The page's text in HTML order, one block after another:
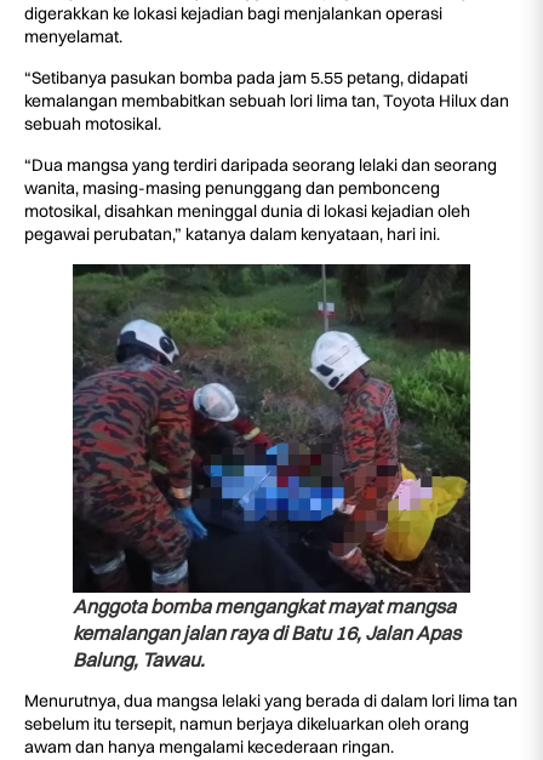
digerakkan ke lokasi kejadian bagi menjalankan operasi
menyelamat.
“Setibanya pasukan bomba pada jam 5.55 petang, didapati
kemalangan membabitkan sebuah lori lima tan, Toyota Hilux dan
sebuah motosikal.
“Dua mangsa yang terdiri daripada seorang lelaki dan seorang
wanita, masing-masing penunggang dan pembonceng
motosikal, disahkan meninggal dunia di lokasi kejadian oleh
pegawai perubatan,” katanya dalam kenyataan, hari ini.
Anggota bomba mengangkat mayat mangsa
kemalangan jalan raya di Batu 16, Jalan Apas
Balung, Tawau.
Menurutnya, dua mangsa lelaki yang berada di dalam lori lima tan
sebelum itu tersepit, namun berjaya dikeluarkan oleh orang
awam dan hanya mengalami kecederaan ringan.